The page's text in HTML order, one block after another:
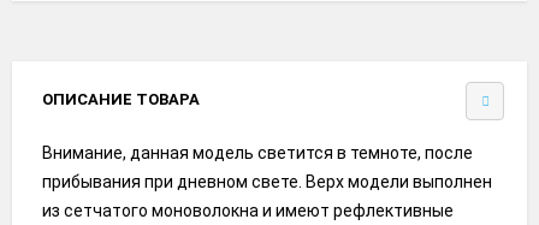
ОПИСАНИЕ ТОВАРА
Внимание, данная модель светится в темноте, после
прибывания при дневном свете. Верх модели выполнен
из сетчатого моноволокна и имеют рефлективные